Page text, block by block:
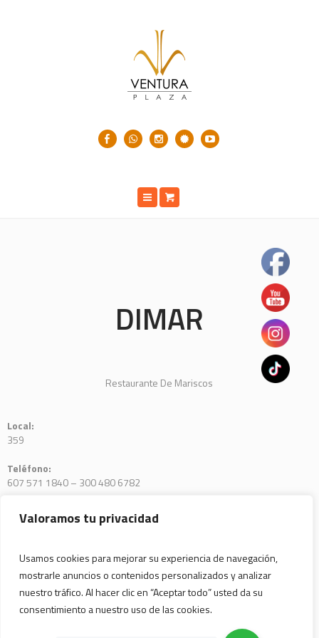
Valoramos tu privacidad
Usamos cookies para mejorar su experiencia de navegación,
mostrarle anuncios o contenidos personalizados y analizar
nuestro tráfico. Al hacer clic en “Aceptar todo” usted da su
consentimiento a nuestro uso de las cookies.
DIMAR
Restaurante De Mariscos
Local:
359
Teléfono:
607 571 1840 – 300 480 6782
E-mail:
julianpalomino@hotmail.com